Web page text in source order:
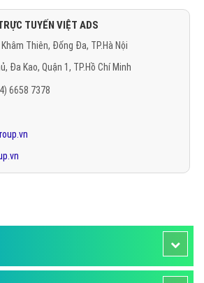
TUYẾN VIỆT ADS
Thiên, Đống Đa, TP.Hà Nội
Đa Kao, Quận 1, TP.Hồ Chí Minh
6658 7378